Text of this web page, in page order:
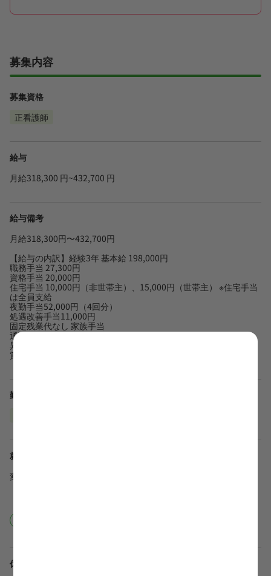
募集内容
募集資格
正看護師
給与
月給318,300 円~432,700 円
給与備考
月給318,300円〜432,700円
【給与の内訳】経験3年 基本給 198,000円
職務手当 27,300円
資格手当 20,000円
住宅手当 10,000円（非世帯主）、15,000円（世帯主） ※住宅手当
は全員支給
夜勤手当52,000円（4回分）
処遇改善手当11,000円
固定残業代なし 家族手当
通勤手当実費支給 上限月額50,000円
昇給 月あたり1.50％～2.50％（実績）
賞与 年2回 計 4.00ヶ月分（実績） 試用期間3ヶ月 同条件
勤務地
就業時間
変形労働時間制（1ヵ月単位）
休憩時間